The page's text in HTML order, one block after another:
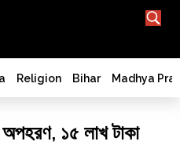
Religion Bihar Madhya
অপহরণ, ১৫ লাখ টাকা